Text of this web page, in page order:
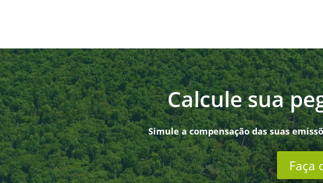
Calcule sua
Simule a compensação das suas
Faça